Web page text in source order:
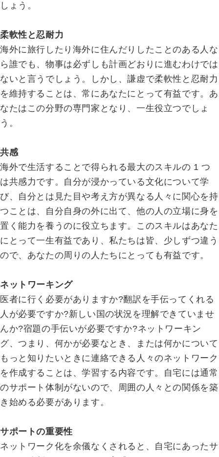
しょう。
柔軟性と忍耐力
海外に旅行したり海外に住んだりしたことのある人な
ら誰でも、物事は必ずしも計画どおりに進むわけでは
ないと言うでしょう。しかし、謙虚で柔軟性と忍耐力
を維持することは、常にあなたにとって有益です。あ
なたはこの分野の専門家となり、一生役立つでしょ
う。
共感
海外で生活することで得られる最大のスキルの 1 つ
は共感力です。自分が浸かっている文化について学
び、自分とは見た目や考え方が異なる人々に関心を持
つことは、自分自身の外に出て、他の人の立場に身を
置く能力を養うのに役立ちます。このスキルはあなた
にとって一生有益であり、私たちは皆、少しずつ違う
ので、あなたの周りの人たちにとっても有益です。
ネットワーキング
医者に行く必要がありますか?翻訳を手伝ってくれる
人が必要ですか?新しい国の状況を理解できていませ
んか?宿題の手伝いが必要ですか?ネットワーキン
グ、つまり、何かが必要なとき、または何かについて
もっと知りたいときに連絡できる人々のネットワーク
を作成することは、学習する内容です。自宅には通常
のサポート体制がないので、周囲の人々との関係を築
き始める必要があります。
サポートの重要性
ネットワーク化を余儀なくされると、自宅にあったサ